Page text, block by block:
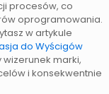
procesów, co
oprogramowania.
w artykule
do Wyścigów
wizerunek marki,
i konsekwentnie